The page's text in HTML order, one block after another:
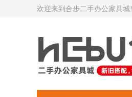
欢迎来到合步二手办公家具城!